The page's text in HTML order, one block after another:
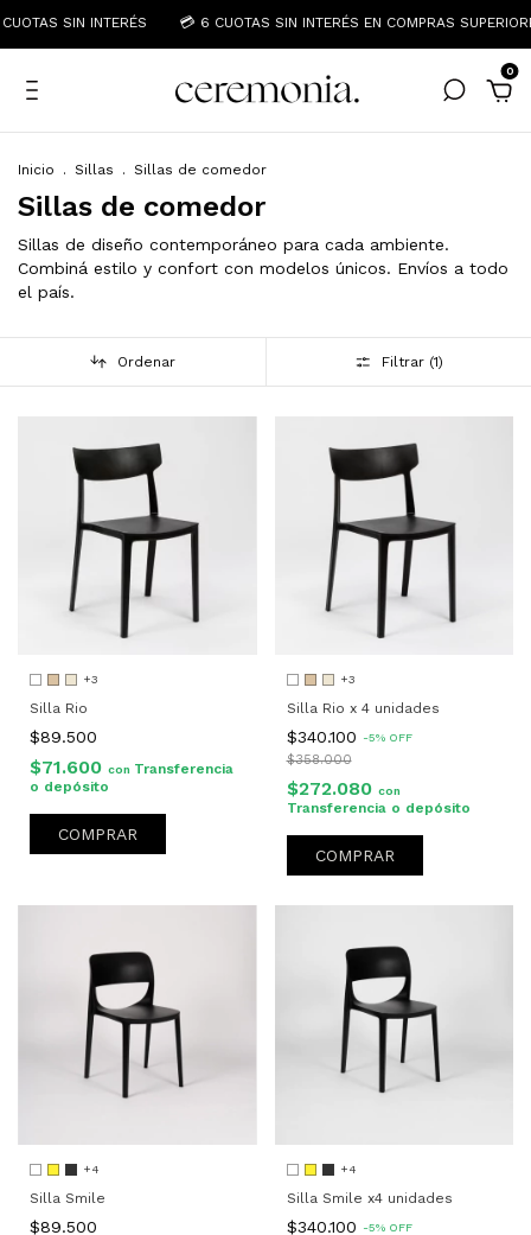
SIN INTERÉS 💳 6 CUOTAS SIN INTERÉS EN COMPRAS
0
Inicio . Sillas . Sillas de comedor
Sillas de comedor
Sillas de diseño contemporáneo para cada ambiente.
Combiná estilo y confort con modelos únicos. Envíos a todo
el país.
Ordenar Filtrar (1)
+3
Silla Rio
$89.500
$71.600 con Transferencia
o depósito
COMPRAR
+3
Silla Rio x 4 unidades
$340.100 -5% OFF
$358.000
$272.080 con
Transferencia o depósito
COMPRAR
+4
Silla Smile
$89.500
+4
Silla Smile x4 unidades
$340.100 -5% OFF